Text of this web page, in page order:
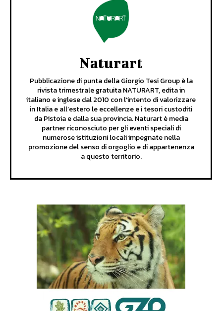
Naturart
Pubblicazione di punta della Giorgio Tesi Group è la
rivista trimestrale gratuita NATURART, edita in
italiano e inglese dal 2010 con l’intento di valorizzare
in Italia e all’estero le eccellenze e i tesori custoditi
da Pistoia e dalla sua provincia. Naturart è media
partner riconosciuto per gli eventi speciali di
numerose istituzioni locali impegnate nella
promozione del senso di orgoglio e di appartenenza
a questo territorio.